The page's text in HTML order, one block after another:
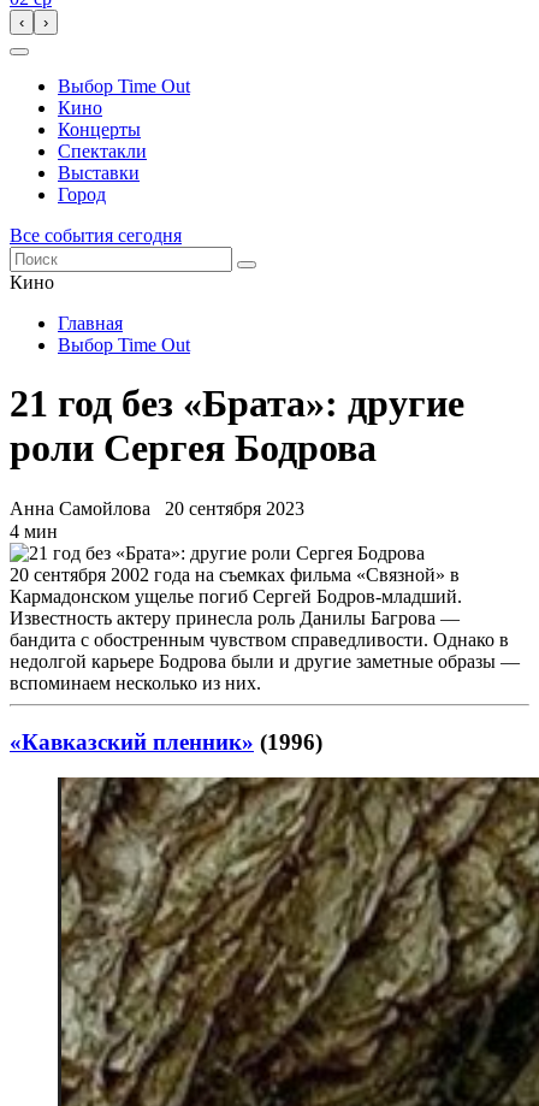
‹ ›
Выбор Time Out
Кино
Концерты
Спектакли
Выставки
Город
Все события сегодня
Кино
Главная
Выбор Time Out
21 год без «Брата»: другие
роли Сергея Бодрова
Анна Самойлова
20 сентября 2023
4 мин
20 сентября 2002 года на съемках фильма «Связной» в
Кармадонском ущелье погиб Сергей Бодров-младший.
Известность актеру принесла роль Данилы Багрова —
бандита с обостренным чувством справедливости. Однако в
недолгой карьере Бодрова были и другие заметные образы —
вспоминаем несколько из них.
«Кавказский пленник» (1996)